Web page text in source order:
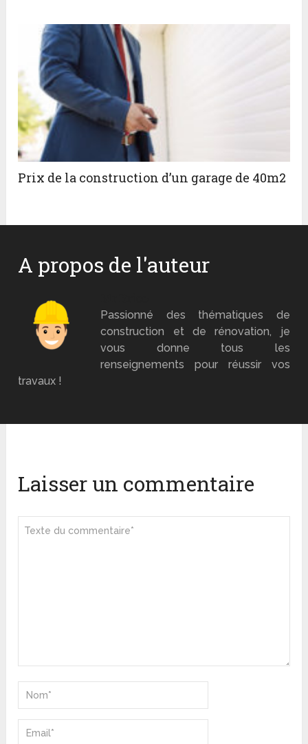
Prix de la construction d’un garage de 40m2
A propos de l'auteur
Passionné des thématiques de
construction et de rénovation, je
vous donne tous les
renseignements pour réussir vos
travaux !
Laisser un commentaire